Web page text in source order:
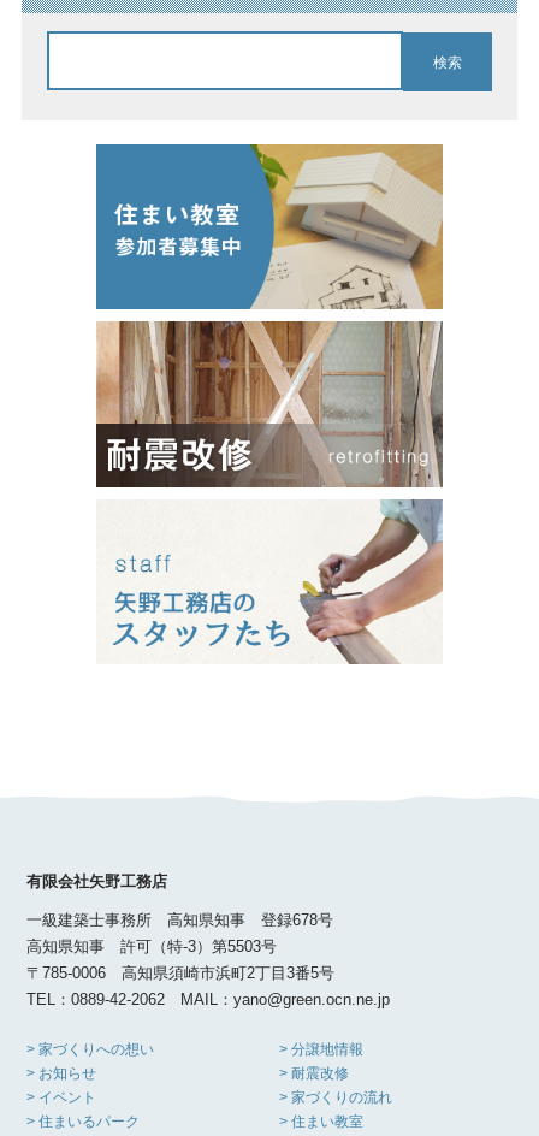
有限会社矢野工務店
一級建築士事務所 高知県知事 登録678号
高知県知事 許可（特-3）第5503号
〒785-0006 高知県須崎市浜町2丁目3番5号
TEL：0889-42-2062 MAIL：yano@green.ocn.ne.jp
> 家づくりへの想い
> お知らせ
> イベント
> 住まいるパーク
> 分譲地情報
> 耐震改修
> 家づくりの流れ
> 住まい教室